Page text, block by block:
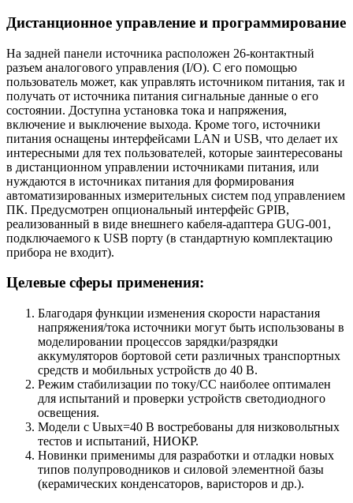
Дистанционное управление и программирование
На задней панели источника расположен 26-контактный
разъем аналогового управления (I/O). С его помощью
пользователь может, как управлять источником питания, так и
получать от источника питания сигнальные данные о его
состоянии. Доступна установка тока и напряжения,
включение и выключение выхода. Кроме того, источники
питания оснащены интерфейсами LAN и USB, что делает их
интересными для тех пользователей, которые заинтересованы
в дистанционном управлении источниками питания, или
нуждаются в источниках питания для формирования
автоматизированных измерительных систем под управлением
ПК. Предусмотрен опциональный интерфейс GPIB,
реализованный в виде внешнего кабеля-адаптера GUG-001,
подключаемого к USB порту (в стандартную комплектацию
прибора не входит).
Целевые сферы применения:
Благодаря функции изменения скорости нарастания
напряжения/тока источники могут быть использованы в
моделировании процессов зарядки/разрядки
аккумуляторов бортовой сети различных транспортных
средств и мобильных устройств до 40 В.
Режим стабилизации по току/СС наиболее оптимален
для испытаний и проверки устройств светодиодного
освещения.
Модели с Uвых=40 В востребованы для низковольтных
тестов и испытаний, НИОКР.
Новинки применимы для разработки и отладки новых
типов полупроводников и силовой элементной базы
(керамических конденсаторов, варисторов и др.).